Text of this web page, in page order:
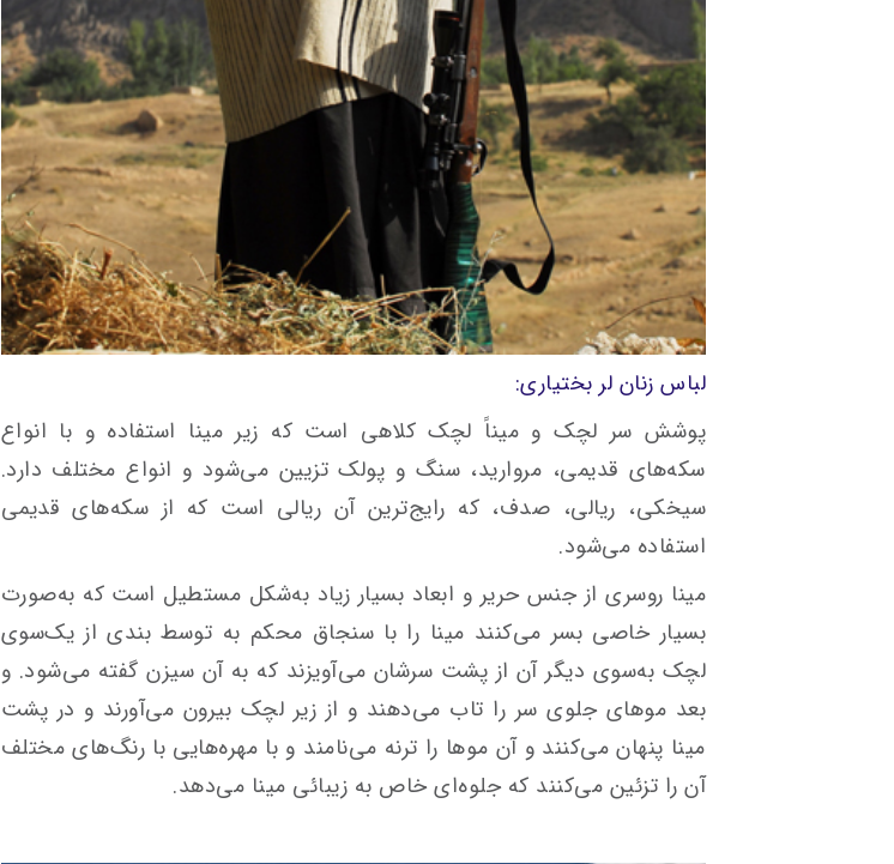
لباس زنان لر بختیاری:
پوشش سر لچک و میناً لچک کلاهی است که زیر مینا استفاده و با انواع
سکه‌های قدیمی، مروارید، سنگ و پولک تزیین می‌شود و انواع مختلف دارد.
سیخکی، ریالی، صدف، که رایج‌ترین آن ریالی است که از سکه‌های قدیمی
استفاده می‌شود.
مینا روسری از جنس حریر و ابعاد بسیار زیاد به‌شکل مستطیل است که به‌صورت
بسیار خاصی بسر می‌کنند مینا را با سنجاق محکم به توسط بندی از یک‌سوی
لچک به‌سوی دیگر آن از پشت سرشان می‌آویزند که به آن سیزن گفته می‌شود. و
بعد موهای جلوی سر را تاب می‌دهند و از زیر لچک بیرون می‌آورند و در پشت
مینا پنهان می‌کنند و آن موها را ترنه می‌نامند و با مهره‌هایی با رنگ‌های مختلف
آن را تزئین می‌کنند که جلوه‌ای خاص به زیبائی مینا می‌دهد.